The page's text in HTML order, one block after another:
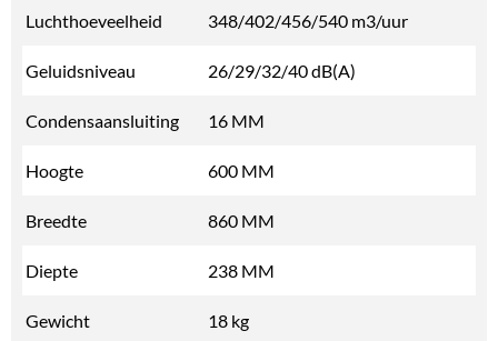
Luchthoeveelheid 348/402/456/540 m3/uur
Geluidsniveau 26/29/32/40 dB(A)
Condensaansluiting 16 MM
Hoogte 600 MM
Breedte 860 MM
Diepte 238 MM
Gewicht 18 kg